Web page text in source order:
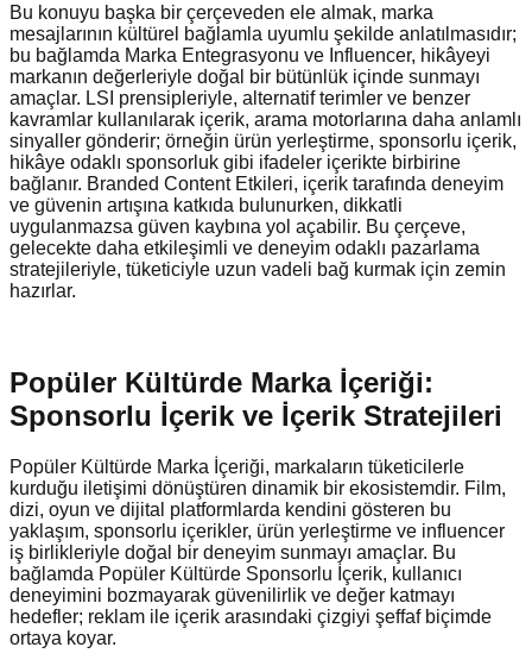
Bu konuyu başka bir çerçeveden ele almak, marka
mesajlarının kültürel bağlamla uyumlu şekilde anlatılmasıdır;
bu bağlamda Marka Entegrasyonu ve Influencer, hikâyeyi
markanın değerleriyle doğal bir bütünlük içinde sunmayı
amaçlar. LSI prensipleriyle, alternatif terimler ve benzer
kavramlar kullanılarak içerik, arama motorlarına daha anlamlı
sinyaller gönderir; örneğin ürün yerleştirme, sponsorlu içerik,
hikâye odaklı sponsorluk gibi ifadeler içerikte birbirine
bağlanır. Branded Content Etkileri, içerik tarafında deneyim
ve güvenin artışına katkıda bulunurken, dikkatli
uygulanmazsa güven kaybına yol açabilir. Bu çerçeve,
gelecekte daha etkileşimli ve deneyim odaklı pazarlama
stratejileriyle, tüketiciyle uzun vadeli bağ kurmak için zemin
hazırlar.
Popüler Kültürde Marka İçeriği:
Sponsorlu İçerik ve İçerik Stratejileri
Popüler Kültürde Marka İçeriği, markaların tüketicilerle
kurduğu iletişimi dönüştüren dinamik bir ekosistemdir. Film,
dizi, oyun ve dijital platformlarda kendini gösteren bu
yaklaşım, sponsorlu içerikler, ürün yerleştirme ve influencer
iş birlikleriyle doğal bir deneyim sunmayı amaçlar. Bu
bağlamda Popüler Kültürde Sponsorlu İçerik, kullanıcı
deneyimini bozmayarak güvenilirlik ve değer katmayı
hedefler; reklam ile içerik arasındaki çizgiyi şeffaf biçimde
ortaya koyar.